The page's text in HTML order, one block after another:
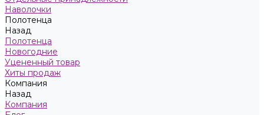
Наволочки
Полотенца
Назад
Полотенца
Новогодние
Уцененный товар
Хиты продаж
Компания
Назад
Компания